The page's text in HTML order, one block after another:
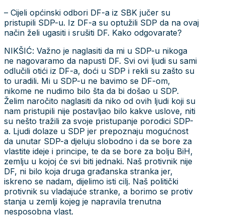
– Cijeli općinski odbori DF-a iz SBK jučer su
pristupili SDP-u. Iz DF-a su optužili SDP da na ovaj
način želi ugasiti i srušiti DF. Kako odgovarate?
NIKŠIĆ: Važno je naglasiti da mi u SDP-u nikoga
ne nagovaramo da napusti DF. Svi ovi ljudi su sami
odlučili otići iz DF-a, doći u SDP i rekli su zašto su
to uradili. Mi u SDP-u ne bavimo se DF-om,
nikome ne nudimo bilo šta da bi došao u SDP.
Želim naročito naglasiti da niko od ovih ljudi koji su
nam pristupili nije postavljao bilo kakve uslove, niti
su nešto tražili za svoje pristupanje porodici SDP-
a. Ljudi dolaze u SDP jer prepoznaju mogućnost
da unutar SDP-a djeluju slobodno i da se bore za
vlastite ideje i principe, te da se bore za bolju BiH,
zemlju u kojoj će svi biti jednaki. Naš protivnik nije
DF, ni bilo koja druga građanska stranka jer,
iskreno se nadam, dijelimo isti cilj. Naš politički
protivnik su vladajuće stranke, a borimo se protiv
stanja u zemlji kojeg je napravila trenutna
nesposobna vlast.